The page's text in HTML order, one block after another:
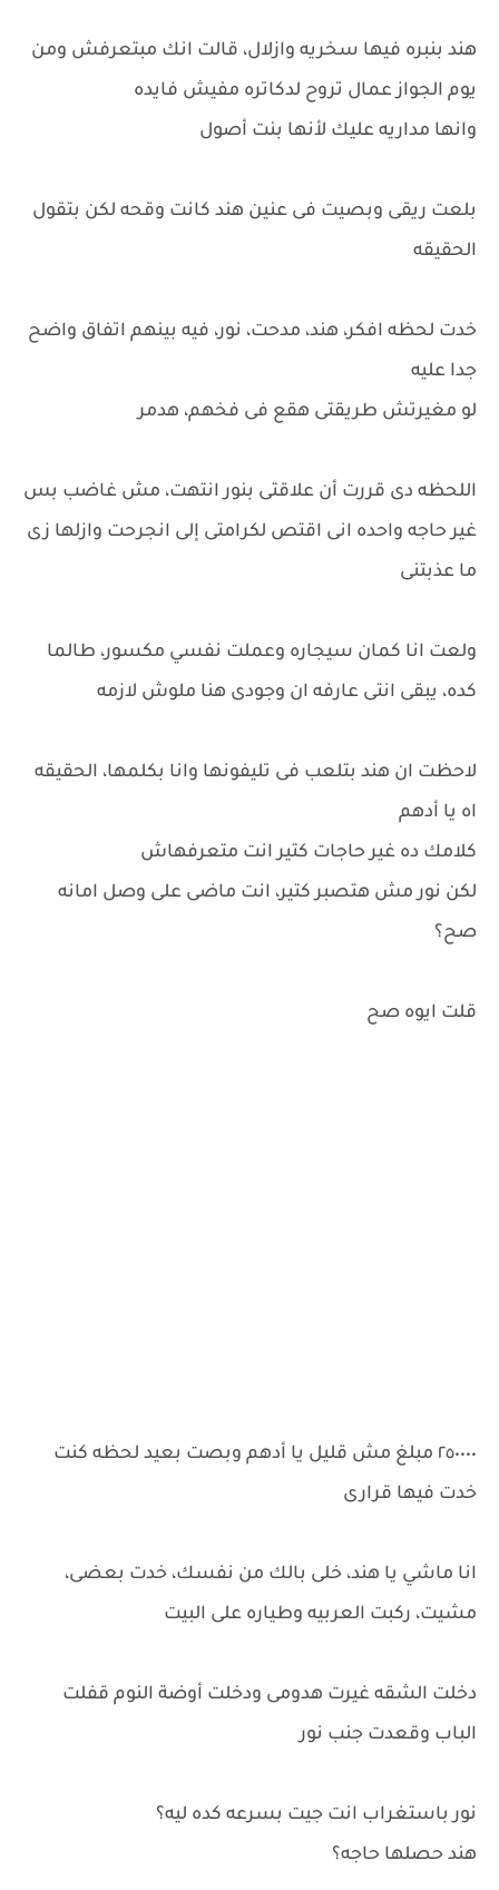
هند بنبره فيها سخريه وازلال، قالت انك مبتعرفش ومن
يوم الجواز عمال تروح لدكاتره مفيش فايده
وانها مداريه عليك لأنها بنت أصول
بلعت ريقى وبصيت فى عنين هند كانت وقحه لكن بتقول
الحقيقه
خدت لحظه افكر، هند، مدحت، نور، فيه بينهم اتفاق واضح
جدا عليه
لو مغيرتش طريقتى هقع فى فخهم، هدمر
اللحظه دى قررت أن علاقتى بنور انتهت، مش غاضب بس
غير حاجه واحده انى اقتص لكرامتى إلى انجرحت وازلها زى
ما عذبتنى
ولعت انا كمان سيجاره وعملت نفسي مكسور، طالما
كده، يبقى انتى عارفه ان وجودى هنا ملوش لازمه
لاحظت ان هند بتلعب فى تليفونها وانا بكلمها، الحقيقه
اه يا أدهم
كلامك ده غير حاجات كتير انت متعرفهاش
لكن نور مش هتصبر كتير، انت ماضى على وصل امانه
صح؟
قلت ايوه صح
٢٥٠٠٠٠ مبلغ مش قليل يا أدهم وبصت بعيد لحظه كنت
خدت فيها قرارى
انا ماشي يا هند، خلى بالك من نفسك، خدت بعضى،
مشيت، ركبت العربيه وطياره على البيت
دخلت الشقه غيرت هدومى ودخلت أوضة النوم قفلت
الباب وقعدت جنب نور
نور باستغراب انت جيت بسرعه كده ليه؟
هند حصلها حاجه؟